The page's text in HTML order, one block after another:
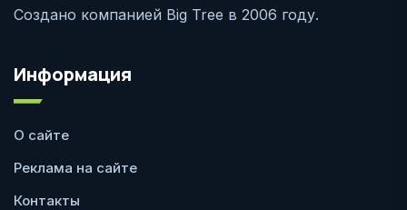
Создано компанией Big Tree в 2006 году.
Информация
О сайте
Реклама на сайте
Контакты